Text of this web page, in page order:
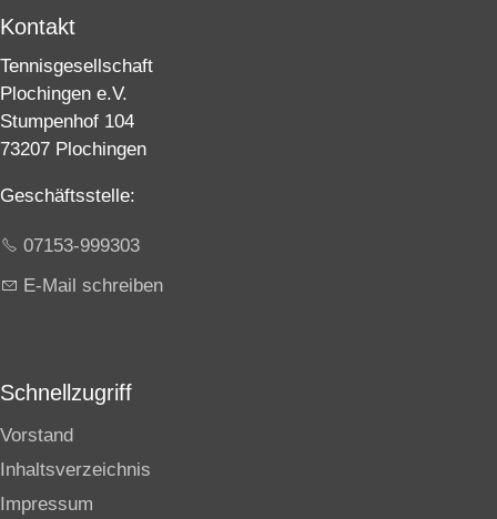
Schnellzugriff
Vorstand
Inhaltsverzeichnis
Datenschutzeinstellungen